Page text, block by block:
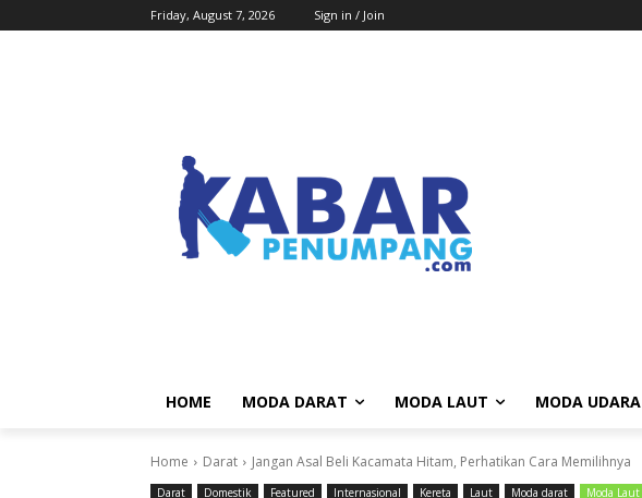
Friday, August 7, 2026 Sign in / Join
HOME MODA DARAT MODA LAUT MODA UDARA
Home Darat Jangan Asal Beli Kacamata Hitam, Perhatikan Cara Memilihnya
Darat Domestik Featured Internasional Kereta Laut Moda darat Moda Laut